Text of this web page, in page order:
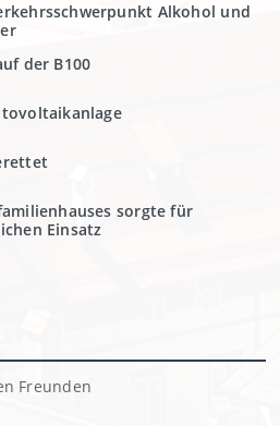
Alkohol und
der B100
sorgte für
Einsatz
Freunden